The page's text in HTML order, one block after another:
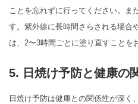
ことを忘れずに行ってください。ま
す。紫外線に長時間さらされる場合
は、2〜3時間ごとに塗り直すことを
5. 日焼け予防と健康の
日焼け予防は健康との関係性が深く